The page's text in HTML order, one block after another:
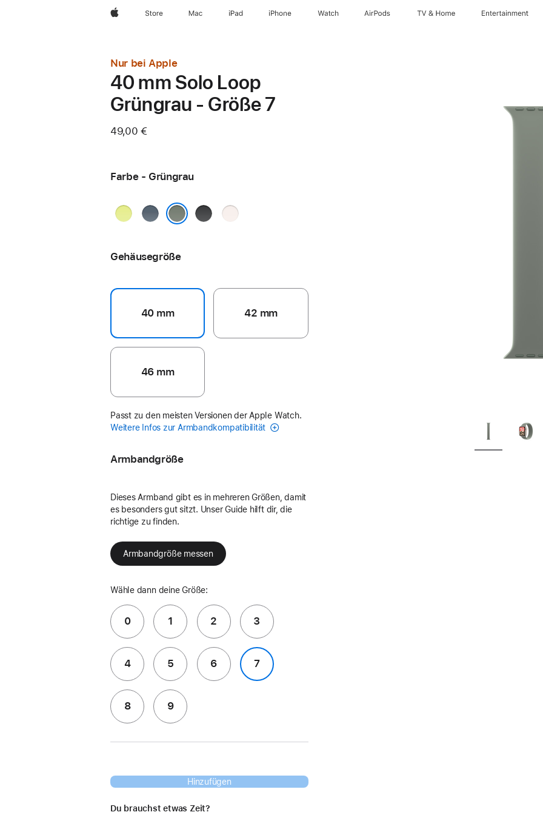
Apple Store Mac iPad iPhone Watch AirPods TV & Home Entertainment
Nur bei Apple
40 mm Solo Loop
Grüngrau - Größe 7
49,00 €
Farbe - Grüngrau
NeongelbMaritimblau SchwarzBlassrosa
Gehäusegröße
40 mm 42 mm
46 mm
Passt zu den meisten Versionen der Apple Watch.
Weitere Infos zur Armbandkompatibilität
Armbandgröße
Dieses Armband gibt es in mehreren Größen, damit
es besonders gut sitzt. Unser Guide hilft dir, die
richtige zu finden.
Armbandgröße messen
Wähle dann deine Größe:
0 1 2 3
4 5 6 7
8 9
Hinzufügen
Du brauchst etwas Zeit?